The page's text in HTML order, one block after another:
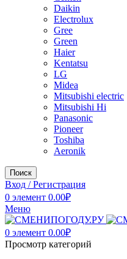
Daikin
Electrolux
Gree
Green
Haier
Kentatsu
LG
Midea
Mitsubishi electric
Mitsubishi Hi
Panasonic
Pioneer
Toshiba
Аeronik
Поиск
Вход / Регистрация
0 элемент 0.00₽
Меню
0 элемент 0.00₽
Просмотр категорий